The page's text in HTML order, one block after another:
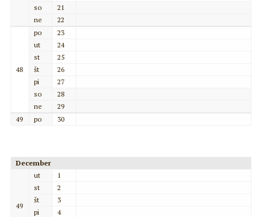
so
21
ne
22
48
po
23
ut
24
st
25
št
26
pi
27
so
28
ne
29
49
po 30
December
49
ut
1
st
2
št
3
pi
4